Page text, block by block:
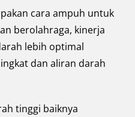
cara ampuh untuk
berolahraga, kinerja
lebih optimal
dan aliran darah
tinggi baiknya